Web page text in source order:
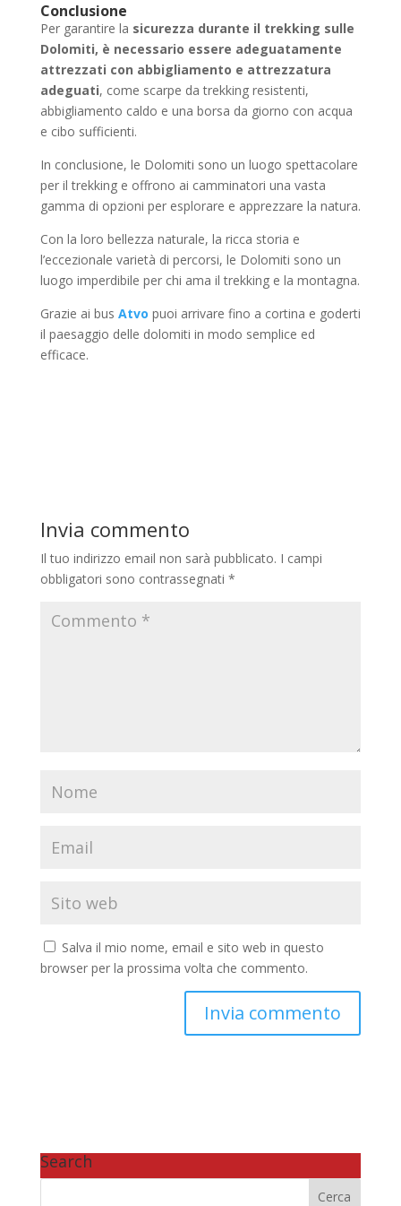
Conclusione
Per garantire la sicurezza durante il trekking sulle
Dolomiti, è necessario essere adeguatamente
attrezzati con abbigliamento e attrezzatura
adeguati, come scarpe da trekking resistenti,
abbigliamento caldo e una borsa da giorno con acqua
e cibo sufficienti.
In conclusione, le Dolomiti sono un luogo spettacolare
per il trekking e offrono ai camminatori una vasta
gamma di opzioni per esplorare e apprezzare la natura.
Con la loro bellezza naturale, la ricca storia e
l’eccezionale varietà di percorsi, le Dolomiti sono un
luogo imperdibile per chi ama il trekking e la montagna.
Grazie ai bus Atvo puoi arrivare fino a cortina e goderti
il paesaggio delle dolomiti in modo semplice ed
efficace.
Invia commento
Il tuo indirizzo email non sarà pubblicato. I campi
obbligatori sono contrassegnati *
Salva il mio nome, email e sito web in questo
browser per la prossima volta che commento.
Search